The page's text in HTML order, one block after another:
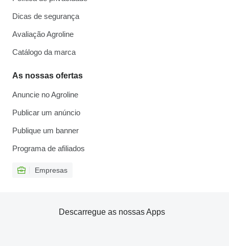
Dicas de segurança
Avaliação Agroline
Catálogo da marca
As nossas ofertas
Anuncie no Agroline
Publicar um anúncio
Publique um banner
Programa de afiliados
Empresas
Descarregue as nossas Apps